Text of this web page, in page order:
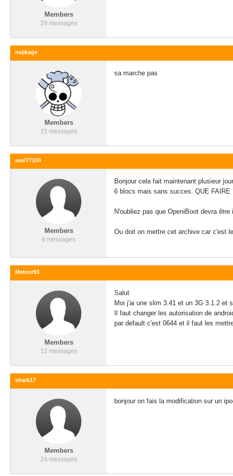
Members
29 messages
nejikage
Members
15 messages
sa marche pas
axel77100
Members
6 messages
Bonjour cela fait maintenant plusieur
6 blocs mais sans succes. QUE FAIRE
N'oubliez pas que OpeniBoot devra
Ou doit on mettre cet archive car c'est
Meteor93
Members
12 messages
Salut
Moi j'ai une slim 3.41 et un 3G 3.1.2 et
Il faut changer les autorisation de
par default c'est 0644 et il faut les
shark17
Members
24 messages
bonjour on fais la modification sur un